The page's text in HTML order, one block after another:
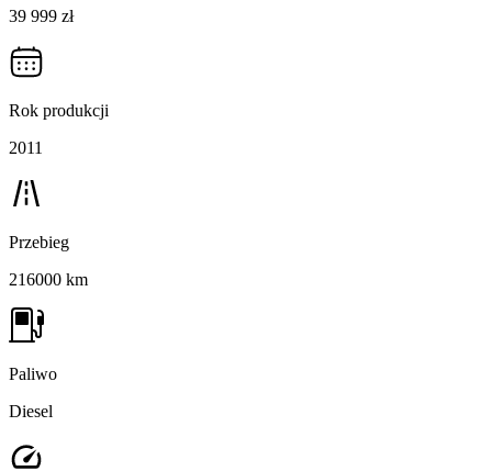
39 999 zł
Rok produkcji
2011
Przebieg
216000 km
Paliwo
Diesel